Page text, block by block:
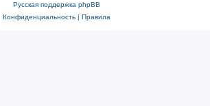
Русская поддержка phpBB
Конфиденциальность| Правила